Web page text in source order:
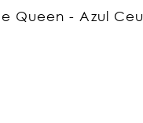
Queen - Azul Ceu